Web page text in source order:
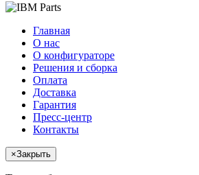
Главная
О нас
О конфигураторе
Решения и сборка
Оплата
Доставка
Гарантия
Пресс-центр
Контакты
×Закрыть